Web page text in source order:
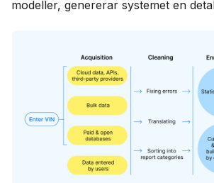
modeller, genererar systemet en